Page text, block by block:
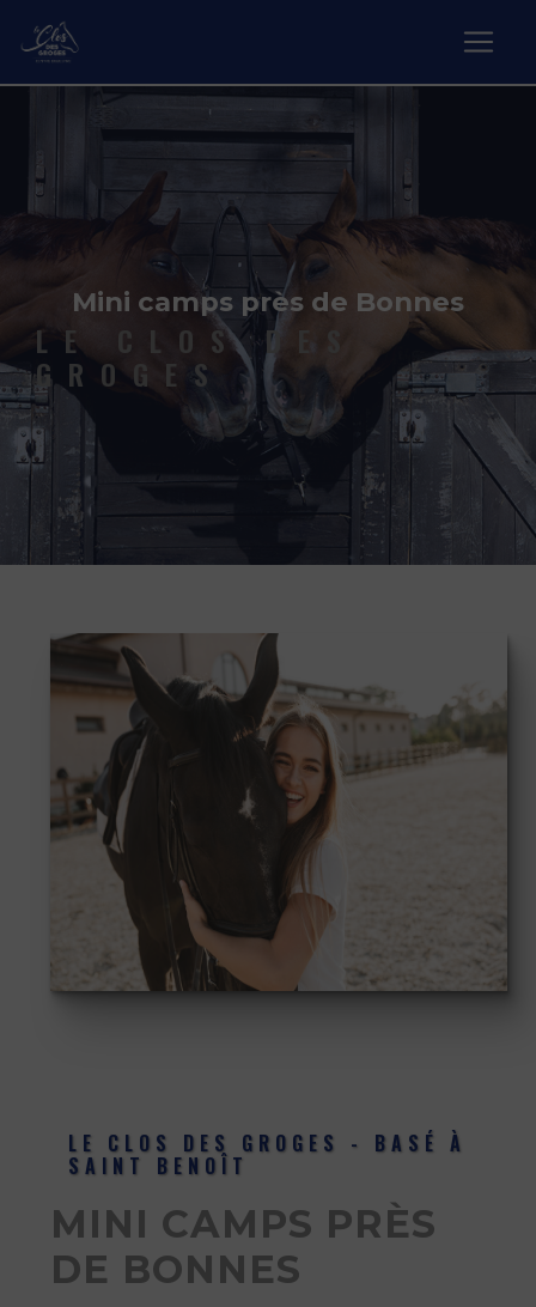
Mini camps près de Bonnes
LE CLOS DES
GROGES
LE CLOS DES GROGES - BASÉ À
SAINT BENOÎT
MINI CAMPS PRÈS
DE BONNES